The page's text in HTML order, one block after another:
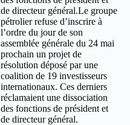
de directeur général.Le groupe
pétrolier refuse d’inscrire à
l’ordre du jour de son
assemblée générale du 24 mai
prochain un projet de
résolution déposé par une
coalition de 19 investisseurs
internationaux. Ces derniers
réclamaient une dissociation
des fonctions de président et
de directeur général.